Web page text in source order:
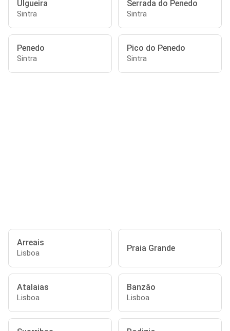
Ulgueira
Sintra
Serrada do Penedo
Sintra
Penedo
Sintra
Pico do Penedo
Sintra
Arreais
Lisboa Praia Grande
Atalaias
Lisboa
Banzão
Lisboa